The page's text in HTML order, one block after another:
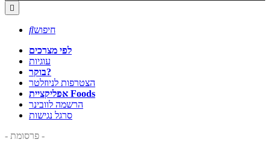

חיפוש
לפי מצרכים
עוגיות
בוקר?
הצטרפות לניוזלטר
אפליקציית Foods
הרשמה לוובינר
סרגל נגישות
- פרסומת -